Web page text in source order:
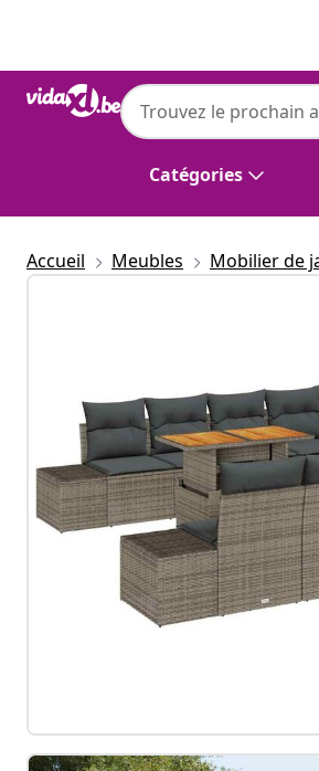
Catégories
Accueil Meubles Mobilier de